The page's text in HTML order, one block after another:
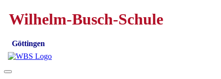
Wilhelm-Busch-Schule
Göttingen